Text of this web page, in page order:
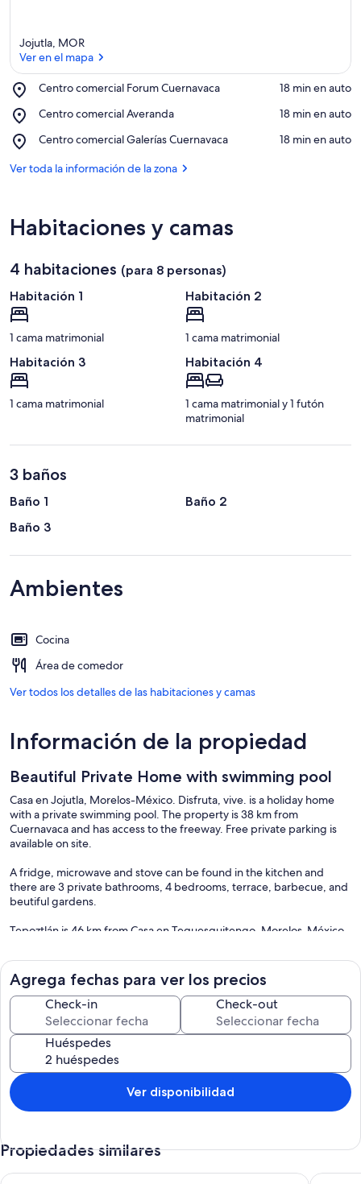
Jojutla, MOR
Ver en el mapa
Centro comercial Forum Cuernavaca
Place,
comercial
Cuernavaca
‪18 min en auto‬
Centro comercial Averanda
Place,
comercial
‪18 min en auto‬
Centro comercial Galerías Cuernavaca
Place,
comercial
‪18 min en auto‬
Ver toda la información de la zona
Habitaciones y camas
4 habitaciones (para 8 personas)
Habitación 1
1 cama matrimonial
Habitación 2
1 cama matrimonial
Habitación 3
1 cama matrimonial
Habitación 4
1 cama matrimonial y 1 futón
matrimonial
3 baños
Baño 1
Baño 2
Baño 3
Ambientes
Cocina
Área de comedor
Ver todos los detalles de las habitaciones y camas
Información de la propiedad
Beautiful Private Home with swimming pool
Casa en Jojutla, Morelos-México. Disfruta, vive. is a holiday home
with a private swimming pool. The property is 38 km from
Cuernavaca and has access to the freeway. Free private parking is
available on site.
A fridge, microwave and stove can be found in the kitchen and
there are 3 private bathrooms, 4 bedrooms, terrace, barbecue, and
beutiful gardens.
Tepoztlán is 46 km from Casa en Tequesquitengo, Morelos-México.
Mariano Matamoros Airport is 25 km from the property.
Bring your own towels, pillows, and bed sheets.
We speak your language!
Agrega fechas para ver los precios
Check-in Check-out
Huéspedes
Ver disponibilidad
Propiedades similares
Casa la Vista Cuernavaca Casa